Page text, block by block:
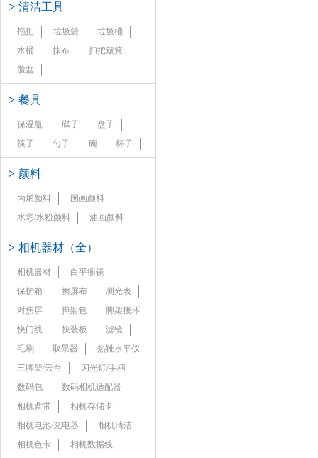
> 清洁工具
拖把 垃圾袋
垃圾桶
水桶
抹布
扫把簸箕
脸盆
> 餐具
保温瓶 碟子
盘子
筷子
勺子 碗 杯子
> 颜料
丙烯颜料
国画颜料
水彩/水粉颜料
油画颜料
> 相机器材（全）
相机器材
白平衡镜
保护箱
擦屏布
测光表
对焦屏
脚架包
脚架接环
快门线
快装板
滤镜
毛刷
取景器
热靴水平仪
三脚架/云台
闪光灯/手柄
数码包
数码相机适配器
相机背带
相机存储卡
相机电池/充电器
相机清洁
相机色卡
相机数据线